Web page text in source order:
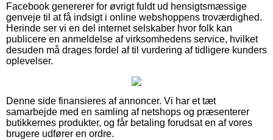
Facebook genererer for øvrigt fuldt ud hensigtsmæssige
genveje til at få indsigt i online webshoppens troværdighed.
Herinde ser vi en del internet selskaber hvor folk kan
publicere en anmeldelse af virksomhedens service, hvilket
desuden må drages fordel af til vurdering af tidligere kunders
oplevelser.
Denne side finansieres af annoncer. Vi har et tæt
samarbejde med en samling af netshops og præsenterer
butikkernes produkter, og får betaling forudsat en af vores
brugere udfører en ordre.